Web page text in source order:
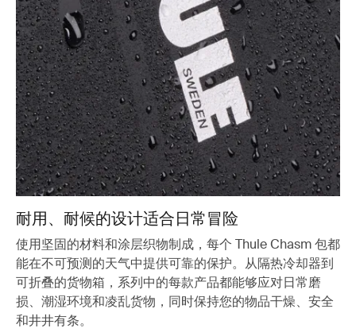
耐用、耐候的设计适合日常冒险
使用坚固的材料和涂层织物制成，每个 Thule Chasm 包都
能在不可预测的天气中提供可靠的保护。从隔热冷却器到
可折叠的货物箱，系列中的每款产品都能够应对日常磨
损、潮湿环境和凌乱货物，同时保持您的物品干燥、安全
和井井有条。